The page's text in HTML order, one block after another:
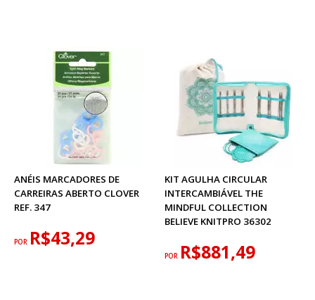
ANÉIS MARCADORES DE
CARREIRAS ABERTO CLOVER
REF. 347
POR R$43,29
KIT AGULHA CIRCULAR
INTERCAMBIÁVEL THE
MINDFUL COLLECTION
BELIEVE KNITPRO 36302
POR R$881,49